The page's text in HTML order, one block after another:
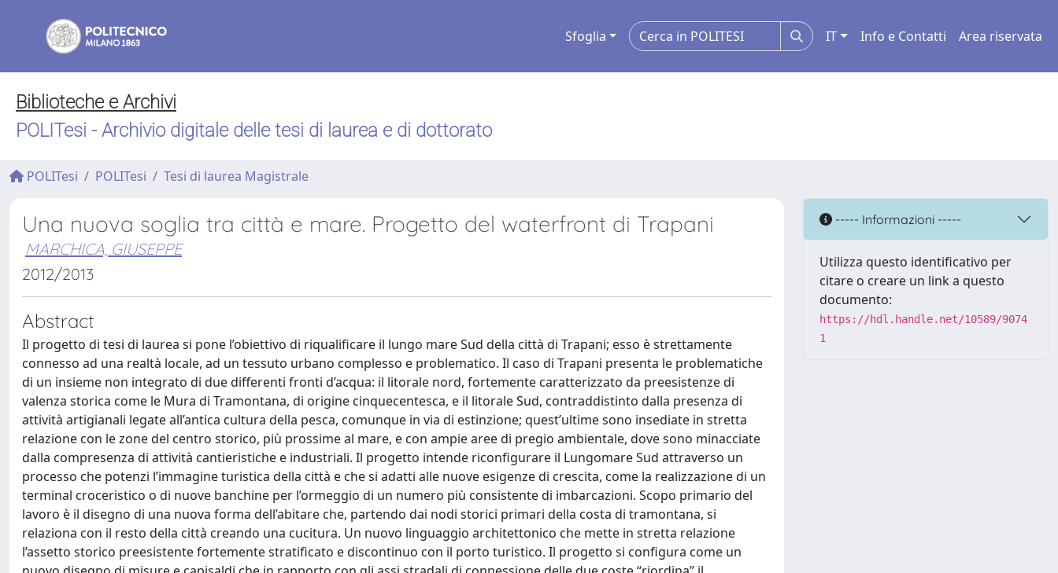
Sfoglia IT Info e Contatti Area riservata
Biblioteche e Archivi
POLITesi - Archivio digitale delle tesi di laurea e di dottorato
POLITesi POLITesi Tesi di laurea Magistrale
Una nuova soglia tra città e mare. Progetto del waterfront di Trapani
MARCHICA, GIUSEPPE
2012/2013
Abstract
Il progetto di tesi di laurea si pone l’obiettivo di riqualificare il lungo mare Sud della città di Trapani; esso è strettamente
connesso ad una realtà locale, ad un tessuto urbano complesso e problematico. Il caso di Trapani presenta le problematiche
di un insieme non integrato di due differenti fronti d’acqua: il litorale nord, fortemente caratterizzato da preesistenze di
valenza storica come le Mura di Tramontana, di origine cinquecentesca, e il litorale Sud, contraddistinto dalla presenza di
attività artigianali legate all’antica cultura della pesca, comunque in via di estinzione; quest’ultime sono insediate in stretta
relazione con le zone del centro storico, più prossime al mare, e con ampie aree di pregio ambientale, dove sono minacciate
dalla compresenza di attività cantieristiche e industriali. Il progetto intende riconfigurare il Lungomare Sud attraverso un
processo che potenzi l’immagine turistica della città e che si adatti alle nuove esigenze di crescita, come la realizzazione di un
terminal croceristico o di nuove banchine per l’ormeggio di un numero più consistente di imbarcazioni. Scopo primario del
lavoro è il disegno di una nuova forma dell’abitare che, partendo dai nodi storici primari della costa di tramontana, si
relaziona con il resto della città creando una cucitura. Un nuovo linguaggio architettonico che mette in stretta relazione
l’assetto storico preesistente fortemente stratificato e discontinuo con il porto turistico. Il progetto si configura come un
----- Informazioni -----
Utilizza questo identificativo per
citare o creare un link a questo
documento:
https://hdl.handle.net/10589/9074
1